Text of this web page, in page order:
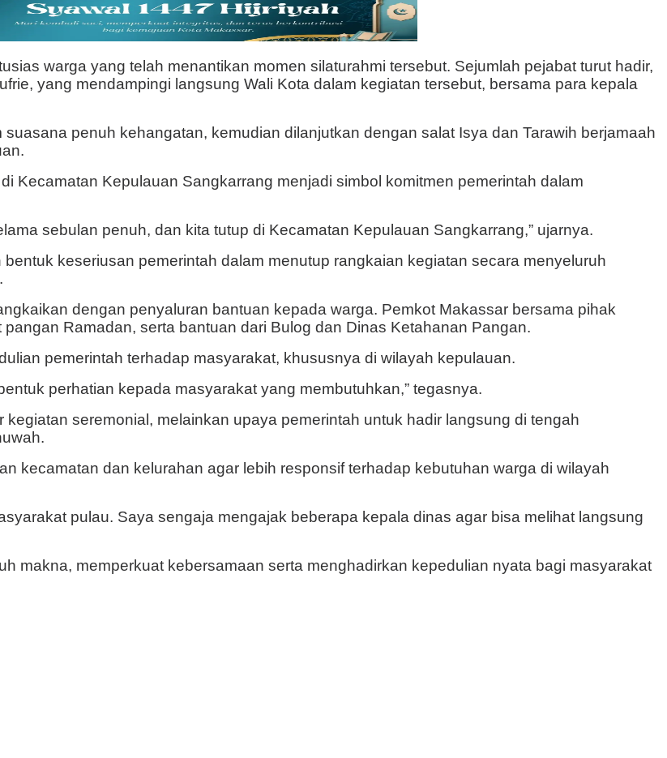
warga yang telah menantikan momen silaturahmi tersebut. Sejumlah pejabat turut hadir,
yang mendampingi langsung Wali Kota dalam kegiatan tersebut, bersama para kepala
penuh kehangatan, kemudian dilanjutkan dengan salat Isya dan Tarawih berjamaah
Kecamatan Kepulauan Sangkarrang menjadi simbol komitmen pemerintah dalam
sebulan penuh, dan kita tutup di Kecamatan Kepulauan Sangkarrang,” ujarnya.
keseriusan pemerintah dalam menutup rangkaian kegiatan secara menyeluruh
dengan penyaluran bantuan kepada warga. Pemkot Makassar bersama pihak
Ramadan, serta bantuan dari Bulog dan Dinas Ketahanan Pangan.
pemerintah terhadap masyarakat, khususnya di wilayah kepulauan.
perhatian kepada masyarakat yang membutuhkan,” tegasnya.
seremonial, melainkan upaya pemerintah untuk hadir langsung di tengah
kecamatan dan kelurahan agar lebih responsif terhadap kebutuhan warga di wilayah
pulau. Saya sengaja mengajak beberapa kepala dinas agar bisa melihat langsung
makna, memperkuat kebersamaan serta menghadirkan kepedulian nyata bagi masyarakat